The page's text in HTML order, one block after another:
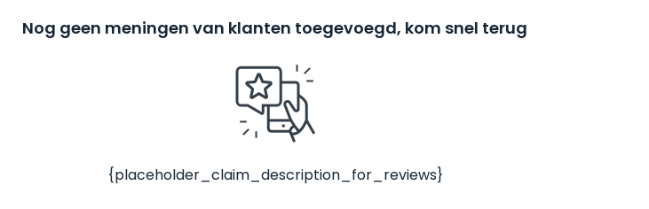
Nog geen meningen van klanten toegevoegd, kom snel terug
{placeholder_claim_description_for_reviews}